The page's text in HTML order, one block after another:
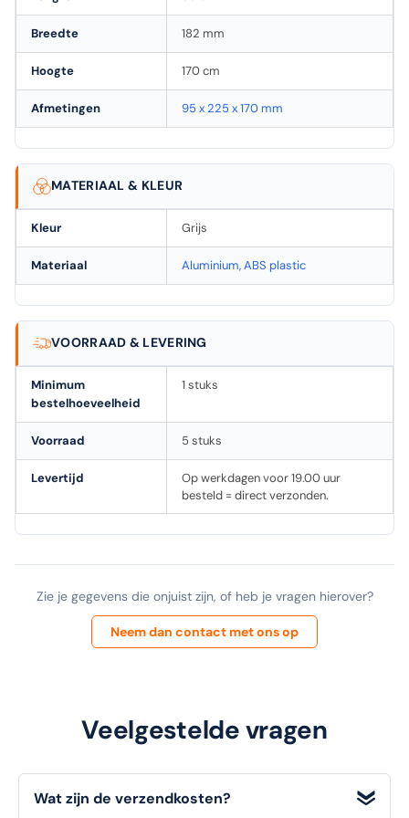
Breedte 182 mm
Hoogte 170 cm
Afmetingen 95 x 225 x 170 mm
MATERIAAL & KLEUR
Kleur Grijs
Materiaal Aluminium, ABS plastic
VOORRAAD & LEVERING
Minimum
bestelhoeveelheid
1 stuks
Voorraad 5 stuks
Levertijd
Op werkdagen voor 19.00 uur
besteld = direct verzonden.
Zie je gegevens die onjuist zijn, of heb je vragen hierover?
Neem dan contact met ons op
Veelgestelde vragen
Wat zijn de verzendkosten?